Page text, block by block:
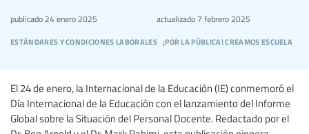
estándares y condiciones laborales ¡por la pública! creamos escuela
publicado 24 enero 2025 actualizado7 febrero 2025
El 24 de enero, la Internacional de la Educación (IE) conmemoró el
Día Internacional de la Educación con el lanzamiento del Informe
Global sobre la Situación del Personal Docente. Redactado por el